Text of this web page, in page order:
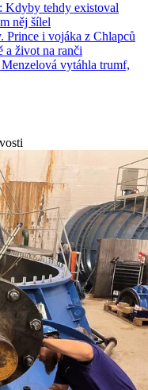
Kdyby tehdy existoval
něj šílel
Prince i vojáka z Chlapců
a život na ranči
vytáhla trumf,